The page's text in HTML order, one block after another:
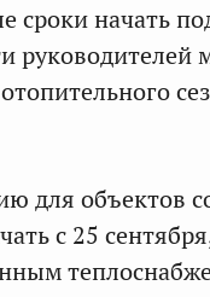
сроки начать
для объектов
с 25